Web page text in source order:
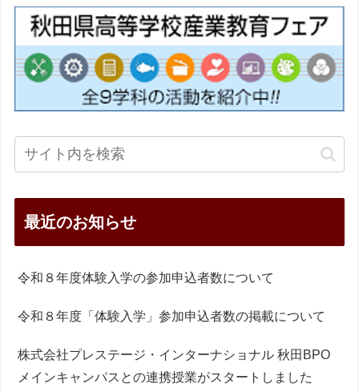
最近のお知らせ
令和８年度体験入学の参加申込者数について
令和８年度「体験入学」参加申込者数の掲載について
株式会社プレステージ・インターナショナル 秋田BPO
メインキャンパスとの連携授業がスタートしました